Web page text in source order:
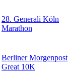
28. Generali Köln
Marathon
Berliner Morgenpost
Great 10K